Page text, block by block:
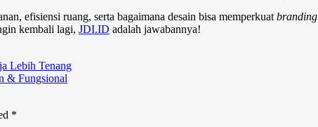
efisiensi ruang, serta bagaimana desain bisa memperkuat branding
kembali lagi, JDI.ID adalah jawabannya!
Lebih Tenang
& Fungsional
*